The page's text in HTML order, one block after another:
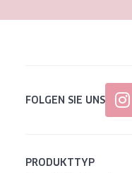
FOLGEN SIE UNS
PRODUKTTYP